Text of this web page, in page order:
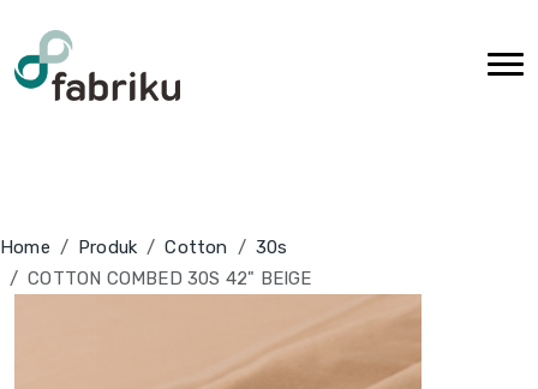
Home Produk Cotton
30s
COTTON COMBED 30S 42" BEIGE